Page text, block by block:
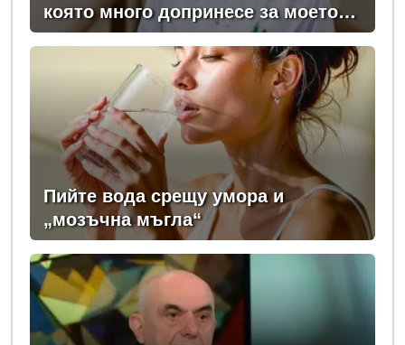
която много допринесе за моето
професионално развитие
Пийте вода срещу умора и
„мозъчна мъгла“